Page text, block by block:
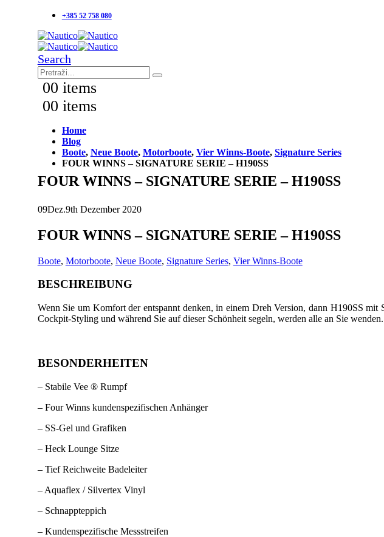
+385 52 758 080
Search
00 items
00 items
Home
Blog
Boote, Neue Boote, Motorboote, Vier Winns-Boote, Signature Series
FOUR WINNS – SIGNATURE SERIE – H190SS
FOUR WINNS – SIGNATURE SERIE – H190SS
09Dez.9th Dezember 2020
FOUR WINNS – SIGNATURE SERIE – H190SS
Boote, Motorboote, Neue Boote, Signature Series, Vier Winns-Boote
BESCHREIBUNG
Wenn Sie um Komfort der entspannt denken, in einem Dreh Version, dann H190SS
Cockpit-Styling und während Sie auf dieser Schönheit segeln, werden alle an Sie wenden.
BESONDERHEITEN
– Stabile Vee ® Rumpf
– Four Winns kundenspezifischen Anhänger
– SS-Gel und Grafiken
– Heck Lounge Sitze
– Tief Reichweite Badeleiter
– Aquaflex / Silvertex Vinyl
– Schnappteppich
– Kundenspezifische Messstreifen